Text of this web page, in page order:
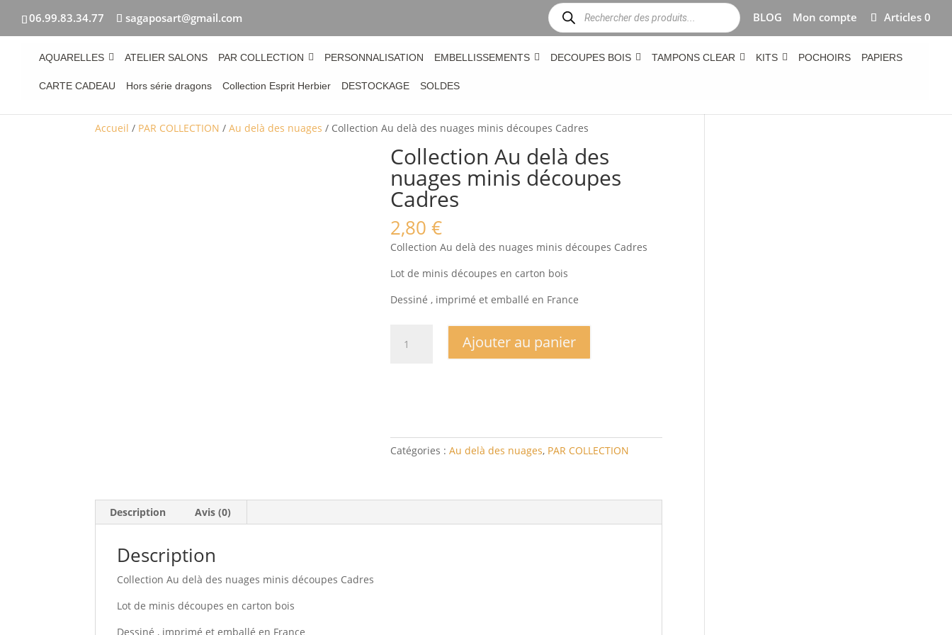
06.99.83.34.77 sagaposart@gmail.com
Recherche
de
produits
BLOG Mon compte Articles 0
AQUARELLES ATELIER SALONS PAR COLLECTION PERSONNALISATION EMBELLISSEMENTS DECOUPES BOIS TAMPONS CLEAR KITS POCHOIRS PAPIERS
CARTE CADEAU Hors série dragons Collection Esprit Herbier DESTOCKAGE SOLDES
Accueil / PAR COLLECTION /Au delà des nuages / Collection Au delà des nuages minis découpes Cadres
Collection Au delà des
nuages minis découpes
Cadres
2,80 €
Collection Au delà des nuages minis découpes Cadres
Lot de minis découpes en carton bois
Dessiné , imprimé et emballé en France
minis
Ajouter au panier
Catégories : Au delà des nuages, PAR COLLECTION
Description Avis (0)
Description
Collection Au delà des nuages minis découpes Cadres
Lot de minis découpes en carton bois
Dessiné , imprimé et emballé en France